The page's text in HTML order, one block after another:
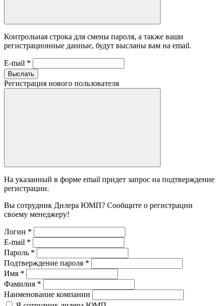
Контрольная строка для смены пароля, а также ваши
регистрационные данные, будут высланы вам на email.
E-mail *
Выслать
Регистрация нового пользователя
На указанный в форме email придет запрос на подтверждение
регистрации.
Вы сотрудник Дилера ЮМП? Сообщите о регистрации
своему менеджеру!
Логин *
E-mail *
Пароль *
Подтверждение пароля *
Имя *
Фамилия *
Наименование компании